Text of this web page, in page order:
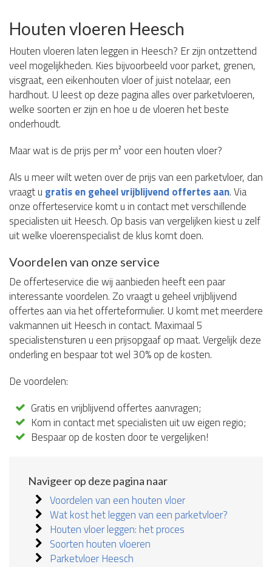
Houten vloeren Heesch
Houten vloeren laten leggen in Heesch? Er zijn ontzettend
veel mogelijkheden. Kies bijvoorbeeld voor parket, grenen,
visgraat, een eikenhouten vloer of juist notelaar, een
hardhout. U leest op deze pagina alles over parketvloeren,
welke soorten er zijn en hoe u de vloeren het beste
onderhoudt.
Maar wat is de prijs per m² voor een houten vloer?
Als u meer wilt weten over de prijs van een parketvloer, dan
vraagt u gratis en geheel vrijblijvend offertes aan. Via
onze offerteservice komt u in contact met verschillende
specialisten uit Heesch. Op basis van vergelijken kiest u zelf
uit welke vloerenspecialist de klus komt doen.
Voordelen van onze service
De offerteservice die wij aanbieden heeft een paar
interessante voordelen. Zo vraagt u geheel vrijblijvend
offertes aan via het offerteformulier. U komt met meerdere
vakmannen uit Heesch in contact. Maximaal 5
specialistensturen u een prijsopgaaf op maat. Vergelijk deze
onderling en bespaar tot wel 30% op de kosten.
De voordelen:
Gratis en vrijblijvend offertes aanvragen;
Kom in contact met specialisten uit uw eigen regio;
Bespaar op de kosten door te vergelijken!
Navigeer op deze pagina naar
Voordelen van een houten vloer
Wat kost het leggen van een parketvloer?
Houten vloer leggen: het proces
Soorten houten vloeren
Parketvloer Heesch